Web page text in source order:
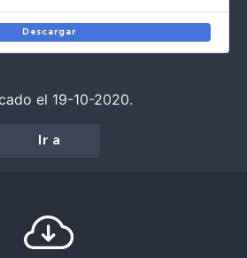
Descargar
el 19-10-2020.
Ir a